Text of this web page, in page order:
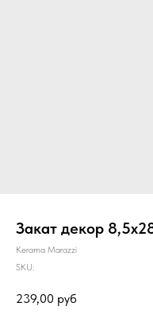
Закат декор
Kerama Marazzi
SKU:
239,00 руб